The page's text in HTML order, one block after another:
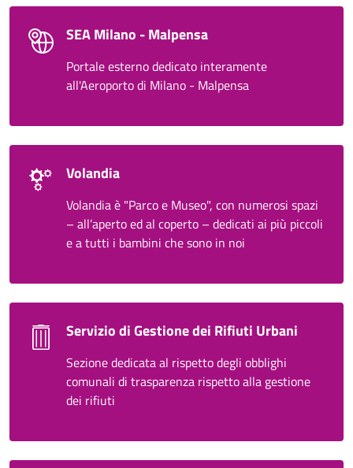
SEA Milano - Malpensa
Portale esterno dedicato interamente
all'Aeroporto di Milano - Malpensa
Volandia
Volandia è "Parco e Museo", con numerosi spazi
– all’aperto ed al coperto – dedicati ai più piccoli
e a tutti i bambini che sono in noi
Servizio di Gestione dei Rifiuti Urbani
Sezione dedicata al rispetto degli obblighi
comunali di trasparenza rispetto alla gestione
dei rifiuti